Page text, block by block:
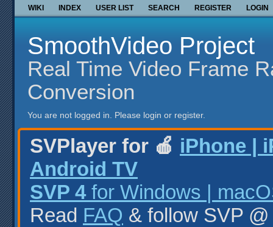
WIKI INDEX USER LIST SEARCH REGISTER LOGIN
SmoothVideo Project
Real Time Video Frame
Conversion
You are not logged in. Please login or register.
SVPlayer for 🍎 iPhone |
Android TV
SVP 4 for Windows |
Read FAQ & follow SVP